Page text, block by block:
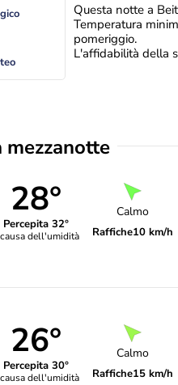
Questa notte a
Temperatura
pomeriggio.
L'affidabilità della
28°
Percepita 32°
dell'umidità
Calmo
Raffiche10 km/h
26°
Percepita 30°
dell'umidità
Calmo
Raffiche15 km/h